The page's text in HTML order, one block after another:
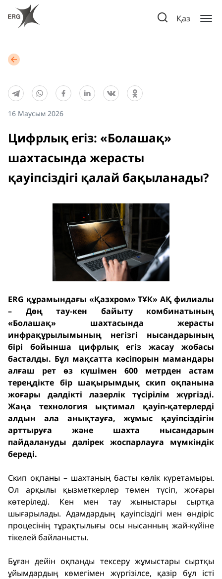
Қаз
16 Маусым 2026
Цифрлық егіз: «Болашақ»
шахтасында жерасты
қауіпсіздігі қалай бақыланады?
ERG құрамындағы «Қазхром» ТҰК» АҚ филиалы
– Дөң тау-кен байыту комбинатының
«Болашақ» шахтасында жерасты
инфрақұрылымының негізгі нысандарының
бірі бойынша цифрлық егіз жасау жобасы
басталды. Бұл мақсатта кәсіпорын мамандары
алғаш рет өз күшімен 600 метрден астам
тереңдікте бір шақырымдық скип оқпанына
жоғары дәлдікті лазерлік түсірілім жүргізді.
Жаңа технология ықтимал қауіп-қатерлерді
алдын ала анықтауға, жұмыс қауіпсіздігін
арттыруға және шахта нысандарын
пайдалануды дәлірек жоспарлауға мүмкіндік
береді.
Скип оқпаны – шахтаның басты көлік күретамыры.
Ол арқылы қызметкерлер төмен түсіп, жоғары
көтеріледі. Кен мен тау жыныстары сыртқа
шығарылады. Адамдардың қауіпсіздігі мен өндіріс
процесінің тұрақтылығы осы нысанның жай-күйіне
тікелей байланысты.
Бұған дейін оқпанды тексеру жұмыстары сыртқы
ұйымдардың көмегімен жүргізілсе, қазір бұл істі